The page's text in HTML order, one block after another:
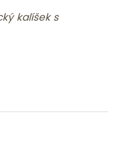
kalíšek s